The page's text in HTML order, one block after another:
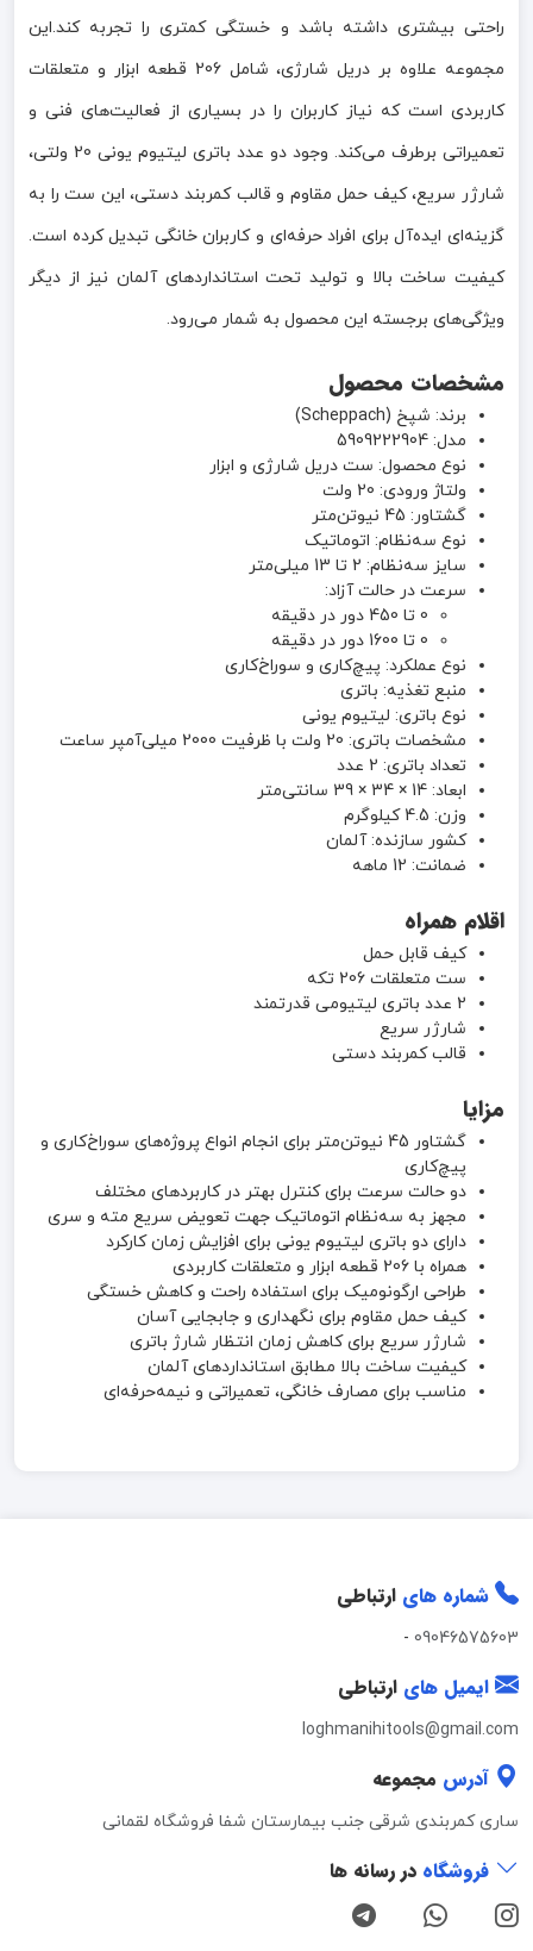
راحتی بیشتری داشته باشد و خستگی کمتری را تجربه کند.این
مجموعه علاوه بر دریل شارژی، شامل 206 قطعه ابزار و متعلقات
کاربردی است که نیاز کاربران را در بسیاری از فعالیت‌های فنی و
تعمیراتی برطرف می‌کند. وجود دو عدد باتری لیتیوم یونی 20 ولتی،
شارژر سریع، کیف حمل مقاوم و قالب کمربند دستی، این ست را به
گزینه‌ای ایده‌آل برای افراد حرفه‌ای و کاربران خانگی تبدیل کرده است.
کیفیت ساخت بالا و تولید تحت استانداردهای آلمان نیز از دیگر
ویژگی‌های برجسته این محصول به شمار می‌رود.
مشخصات محصول
برند: شپخ (Scheppach)
مدل: 5909222904
نوع محصول: ست دریل شارژی و ابزار
ولتاژ ورودی: 20 ولت
گشتاور: 45 نیوتن‌متر
نوع سه‌نظام: اتوماتیک
سایز سه‌نظام: 2 تا 13 میلی‌متر
سرعت در حالت آزاد:
0 تا 450 دور در دقیقه
0 تا 1600 دور در دقیقه
نوع عملکرد: پیچ‌کاری و سوراخ‌کاری
منبع تغذیه: باتری
نوع باتری: لیتیوم یونی
مشخصات باتری: 20 ولت با ظرفیت 2000 میلی‌آمپر ساعت
تعداد باتری: 2 عدد
ابعاد: 14 × 34 × 39 سانتی‌متر
وزن: 4.5 کیلوگرم
کشور سازنده: آلمان
ضمانت: 12 ماهه
اقلام همراه
کیف قابل حمل
ست متعلقات 206 تکه
2 عدد باتری لیتیومی قدرتمند
شارژر سریع
قالب کمربند دستی
مزایا
گشتاور 45 نیوتن‌متر برای انجام انواع پروژه‌های سوراخ‌کاری و
پیچ‌کاری
دو حالت سرعت برای کنترل بهتر در کاربردهای مختلف
مجهز به سه‌نظام اتوماتیک جهت تعویض سریع مته و سری
دارای دو باتری لیتیوم یونی برای افزایش زمان کارکرد
همراه با 206 قطعه ابزار و متعلقات کاربردی
طراحی ارگونومیک برای استفاده راحت و کاهش خستگی
کیف حمل مقاوم برای نگهداری و جابجایی آسان
شارژر سریع برای کاهش زمان انتظار شارژ باتری
کیفیت ساخت بالا مطابق استانداردهای آلمان
مناسب برای مصارف خانگی، تعمیراتی و نیمه‌حرفه‌ای
شماره های ارتباطی
09046575603
-
ایمیل های ارتباطی
loghmanihitools@gmail.com
آدرس مجموعه
ساری کمربندی شرقی جنب بیمارستان شفا فروشگاه لقمانی
فروشگاه در رسانه ها